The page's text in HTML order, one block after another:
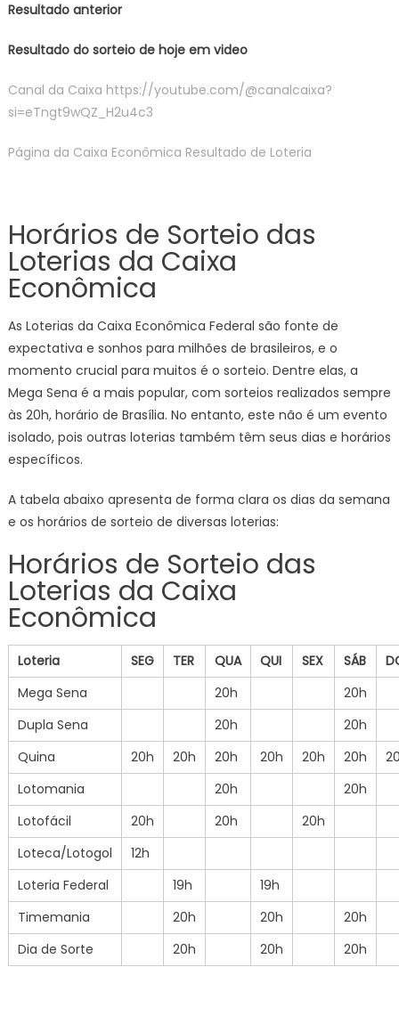
Resultado anterior
Resultado do sorteio de hoje em video
Canal da Caixa https://youtube.com/@canalcaixa?
si=eTngt9wQZ_H2u4c3
Página da Caixa Econômica Resultado de Loteria
Horários de Sorteio das
Loterias da Caixa
Econômica
As Loterias da Caixa Econômica Federal são fonte de
expectativa e sonhos para milhões de brasileiros, e o
momento crucial para muitos é o sorteio. Dentre elas, a
Mega Sena é a mais popular, com sorteios realizados sempre
às 20h, horário de Brasília. No entanto, este não é um evento
isolado, pois outras loterias também têm seus dias e horários
específicos.
A tabela abaixo apresenta de forma clara os dias da semana
e os horários de sorteio de diversas loterias:
Horários de Sorteio das
Loterias da Caixa
Econômica
Loteria SEG TER QUA QUI SEX SÁB
Mega Sena
20h
20h
Dupla Sena
20h
20h
Quina
20h 20h 20h 20h 20h 20h
Lotomania
20h
20h
Lotofácil
20h 20h
20h
Loteca/Lotogol
12h
Loteria Federal
19h
19h
Timemania
20h 20h
20h
Dia de Sorte
20h 20h 20h